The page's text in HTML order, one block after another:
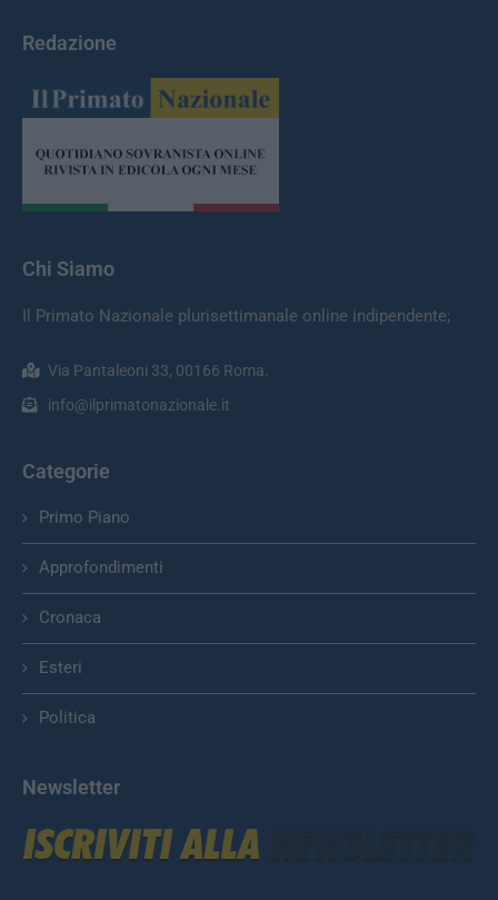
Redazione
Chi Siamo
Il Primato Nazionale plurisettimanale online indipendente;
Via Pantaleoni 33, 00166 Roma.
info@ilprimatonazionale.it
Categorie
Primo Piano
Approfondimenti
Cronaca
Esteri
Politica
Newsletter